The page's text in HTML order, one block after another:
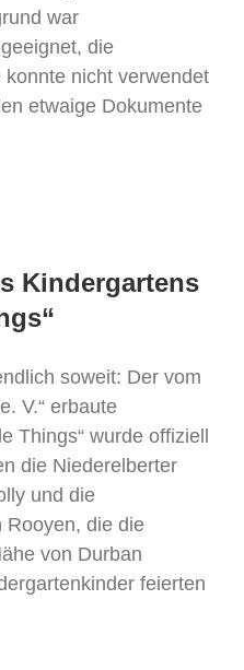
war
die
nicht verwendet
etwaige Dokumente
Kindergartens
soweit: Der vom
V.“ erbaute
Things“ wurde offiziell
die Niederelberter
und die
Rooyen, die die
von Durban
feierten